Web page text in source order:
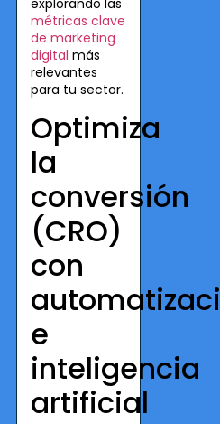
métricas clave
de marketing
digital más
relevantes
para tu sector.
Optimiza
la
conversión
(CRO)
con
e
inteligencia
artificial